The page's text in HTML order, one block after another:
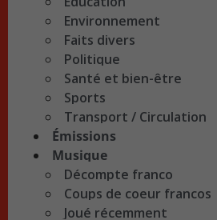
Environnement
Faits divers
Politique
Santé et bien-être
Sports
Transport / Circulation
Émissions
Musique
Décompte franco
Coups de coeur francos
Joué récemment